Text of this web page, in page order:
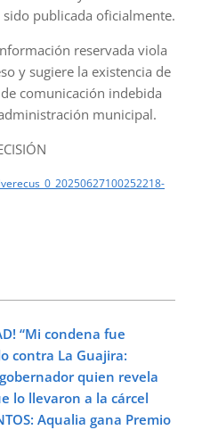
publicada oficialmente.
reservada viola
y sugiere la existencia de
comunicación indebida
municipal.
“Mi condena fue
contra La Guajira:
quien revela
lo llevaron a la cárcel
Aqualia gana Premio